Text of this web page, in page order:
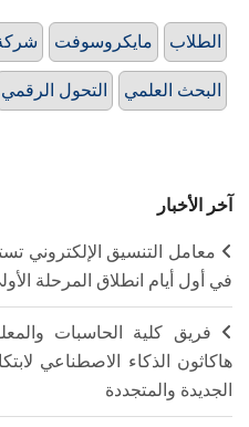
مايكروسوفت الطلاب
التحول الرقمي البحث العلمي
آخر الأخبار
في أول أيام انطلاق المرحلة
فريق كلية الحاسبات
هاكاثون الذكاء الاصطناعي
الجديدة والمتجددة